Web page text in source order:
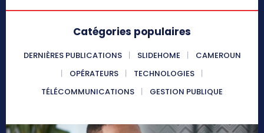
Catégories populaires
DERNIÈRES PUBLICATIONS SLIDEHOME
CAMEROUN
OPÉRATEURS
TECHNOLOGIES
TÉLÉCOMMUNICATIONS
GESTION PUBLIQUE